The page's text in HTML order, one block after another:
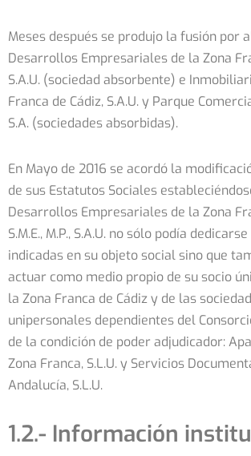
Meses después se produjo la fusión por
Desarrollos Empresariales de la Zona
S.A.U. (sociedad absorbente) e
Franca de Cádiz, S.A.U. y Parque
S.A. (sociedades absorbidas).
En Mayo de 2016 se acordó la
de sus Estatutos Sociales
Desarrollos Empresariales de la Zona
S.M.E., M.P., S.A.U. no sólo podía
indicadas en su objeto social sino que
actuar como medio propio de su socio
la Zona Franca de Cádiz y de las
unipersonales dependientes del
de la condición de poder adjudicador:
Zona Franca, S.L.U. y Servicios
Andalucía, S.L.U.
1.2.- Información